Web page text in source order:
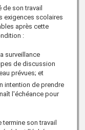
de son travail
exigences scolaires
après cette
:
surveillance
de discussion
prévues; et
intention de prendre
l'échéance pour
son travail